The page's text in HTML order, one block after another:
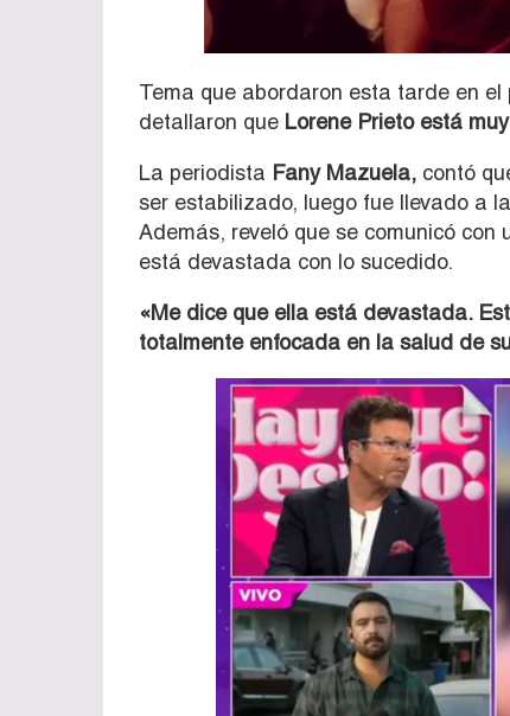
Tema que abordaron esta tarde en el
detallaron que Lorene Prieto está
La periodista Fany Mazuela, contó
ser estabilizado, luego fue llevado a
Además, reveló que se comunicó
está devastada con lo sucedido.
«Me dice que ella está devastada.
totalmente enfocada en la salud de